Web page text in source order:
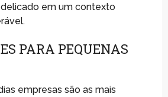
em um contexto
PARA PEQUENAS
empresas são as mais